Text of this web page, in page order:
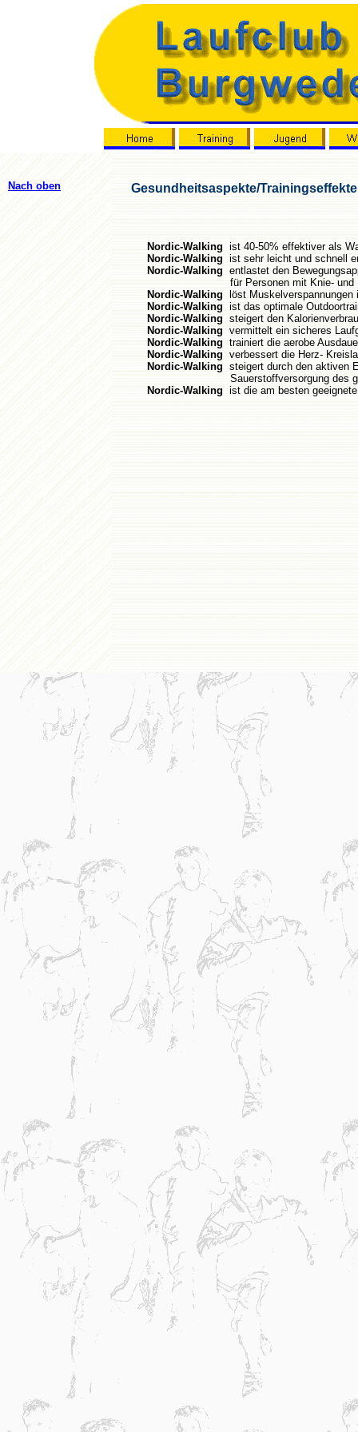
Nach oben Gesundheitsaspekte/Trainingseffekte
Nordic-Walking ist 40-50% effektiver als
Nordic-Walking ist sehr leicht und schnell
Nordic-Walking entlastet den
für Personen mit Knie- und
Nordic-Walking löst Muskelverspannungen
Nordic-Walking ist das optimale
Nordic-Walking steigert den
Nordic-Walking vermittelt ein sicheres
Nordic-Walking trainiert die aerobe
Nordic-Walking verbessert die Herz-
Nordic-Walking steigert durch den aktiven
Sauerstoffversorgung des
Nordic-Walking ist die am besten